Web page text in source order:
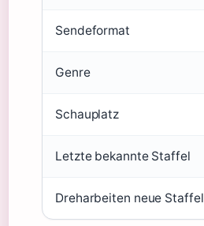
Sendeformat
Genre
Schauplatz
Letzte bekannte Staffel
Dreharbeiten neue Staffel